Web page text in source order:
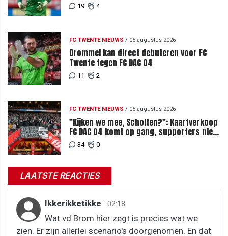
19 4
FC TWENTE NIEUWS / 05 augustus 2026
Drommel kan direct debuteren voor FC
Twente tegen FC DAC 04
11 2
FC TWENTE NIEUWS / 05 augustus 2026
"Kijken we mee, Scholten?": Kaartverkoop
FC DAC 04 komt op gang, supporters niet
blij met ticketprijzen
34 0
LAATSTE REACTIES
Ikkerikketikke · 02:18
Wat vd Brom hier zegt is precies wat we
zien. Er zijn allerlei scenario's doorgenomen. En dat